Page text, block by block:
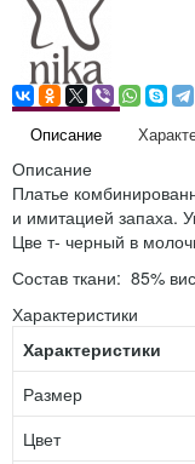
Описание
Описание
Платье
и имитацией запаха.
Цве т- черный в
Состав ткани: 85%
Характеристики
Характеристики
Размер
Цвет